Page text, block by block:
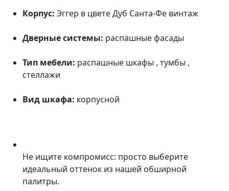
Корпус: Эггер в цвете Дуб Санта-Фе винтаж
Дверные системы: распашные фасады
Тип мебели: распашные шкафы , тумбы ,
стеллажи
Вид шкафа: корпусной
Не ищите компромисс: просто выберите
идеальный оттенок из нашей обширной
палитры.